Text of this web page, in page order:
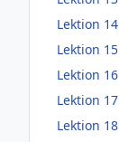
Lektion 14
Lektion 15
Lektion 16
Lektion 17
Lektion 18